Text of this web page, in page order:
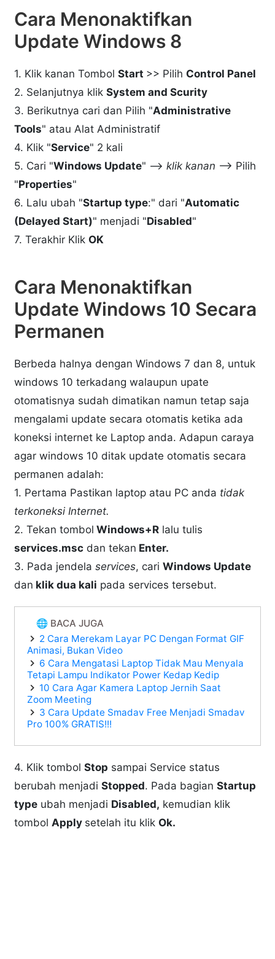
Cara Menonaktifkan
Update Windows 8
1. Klik kanan TombolStart >> Pilih Control Panel
2. Selanjutnya klikSystem and Scurity
3. Berikutnya cari dan Pilih "Administrative
Tools" atau Alat Administratif
4. Klik "Service" 2 kali
5. Cari "Windows Update" -->klik kanan --> Pilih
"Properties"
6. Lalu ubah "Startup type:" dari "Automatic
(Delayed Start)" menjadi "Disabled"
7. Terakhir Klik OK
Cara Menonaktifkan
Update Windows 10 Secara
Permanen
Berbeda halnya dengan Windows 7 dan 8, untuk
windows 10 terkadang walaupun upate
otomatisnya sudah dimatikan namun tetap saja
mengalami update secara otomatis ketika ada
koneksi internet ke Laptop anda. Adapun caraya
agar windows 10 ditak update otomatis secara
permanen adalah:
1. Pertama Pastikan laptop atau PC anda tidak
terkoneksi Internet.
2. Tekan tombol Windows+R lalu tulis
services.msc dan tekan Enter.
3. Pada jendelaservices, cariWindows Update
dan klik dua kali pada services tersebut.
🌐 BACA JUGA
2 Cara Merekam Layar PC Dengan Format GIF
Animasi, Bukan Video
6 Cara Mengatasi Laptop Tidak Mau Menyala
Tetapi Lampu Indikator Power Kedap Kedip
10 Cara Agar Kamera Laptop Jernih Saat
Zoom Meeting
3 Cara Update Smadav Free Menjadi Smadav
Pro 100% GRATIS!!!
4. Klik tombolStop sampai Service status
berubah menjadiStopped. Pada bagianStartup
type ubah menjadi Disabled, kemudian klik
tombol Apply setelah itu klik Ok.